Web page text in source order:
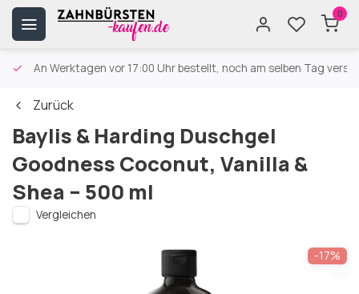
0
An Werktagen vor 17:00 Uhr bestellt, noch am selben Tag
Zurück
Baylis & Harding Duschgel
Goodness Coconut, Vanilla &
Shea – 500 ml
Vergleichen
-17%